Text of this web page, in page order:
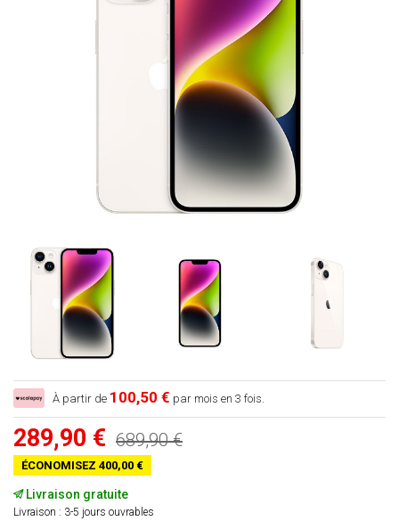
À partir de 100,50 € par mois en 3 fois.
289,90 € 689,90 €
ÉCONOMISEZ 400,00 €
Livraison gratuite
Livraison : 3-5 jours ouvrables